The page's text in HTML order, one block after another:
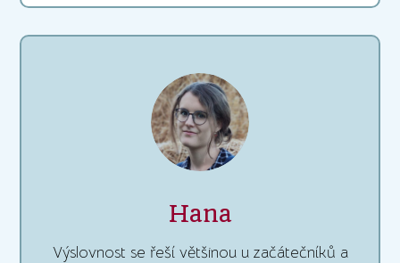
Hana
Výslovnost se řeší většinou u začátečníků a